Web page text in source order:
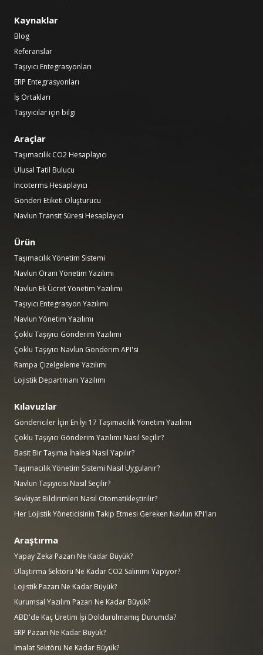
Kaynaklar
Blog
Referanslar
Taşıyıcı Entegrasyonları
ERP Entegrasyonları
İş Ortakları
Taşıyıcılar için bilgi
Araçlar
Taşımacılık CO2 Hesaplayıcı
Ulusal Tatil Bulucu
Incoterms Hesaplayıcı
Gönderi Etiketi Oluşturucu
Navlun Transit Süresi Hesaplayıcı
Ürün
Taşımacılık Yönetim Sistemi
Navlun Oranı Yönetim Yazılımı
Navlun Ek Ücret Yönetim Yazılımı
Taşıyıcı Entegrasyon Yazılımı
Navlun Yönetim Yazılımı
Çoklu Taşıyıcı Gönderim Yazılımı
Çoklu Taşıyıcı Navlun Gönderim API'si
Rampa Çizelgeleme Yazılımı
Lojistik Departmanı Yazılımı
Kılavuzlar
Göndericiler İçin En İyi 17 Taşımacılık Yönetim Yazılımı
Çoklu Taşıyıcı Gönderim Yazılımı Nasıl Seçilir?
Basit Bir Taşıma İhalesi Nasıl Yapılır?
Taşımacılık Yönetim Sistemi Nasıl Uygulanır?
Navlun Taşıyıcısı Nasıl Seçilir?
Sevkiyat Bildirimleri Nasıl Otomatikleştirilir?
Her Lojistik Yöneticisinin Takip Etmesi Gereken Navlun KPI'ları
Araştırma
Yapay Zeka Pazarı Ne Kadar Büyük?
Ulaştırma Sektörü Ne Kadar CO2 Salınımı Yapıyor?
Lojistik Pazarı Ne Kadar Büyük?
Kurumsal Yazılım Pazarı Ne Kadar Büyük?
ABD'de Kaç Üretim İşi Doldurulmamış Durumda?
ERP Pazarı Ne Kadar Büyük?
İmalat Sektörü Ne Kadar Büyük?